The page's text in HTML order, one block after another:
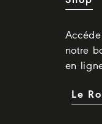
notre
en
Le